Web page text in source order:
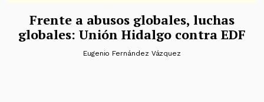
Frente a abusos globales, luchas
globales: Unión Hidalgo contra EDF
Eugenio Fernández Vázquez